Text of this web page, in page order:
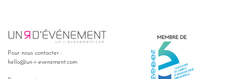
Pour nous contacter :
hello@un-r-evenement.com
MEMBRE DE